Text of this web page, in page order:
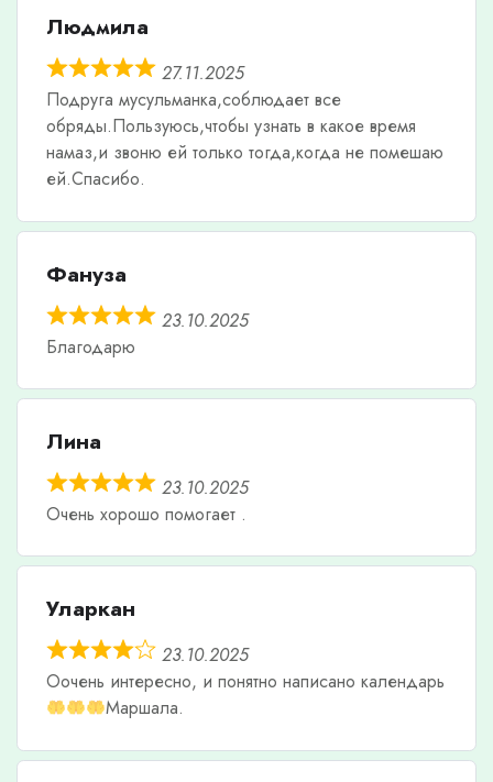
Людмила
27.11.2025
Подруга мусульманка,соблюдает все
обряды.Пользуюсь,чтобы узнать в какое время
намаз,и звоню ей только тогда,когда не помешаю
ей.Спасибо.
Фануза
23.10.2025
Благодарю
Лина
23.10.2025
Очень хорошо помогает .
Уларкан
23.10.2025
Оочень интересно, и понятно написано календарь
Маршала.